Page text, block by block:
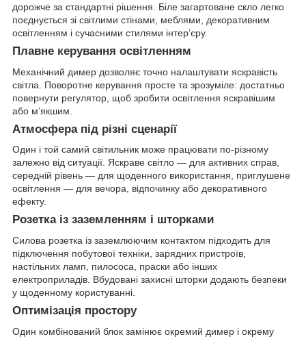
дорожче за стандартні рішення. Біле загартоване скло легко
поєднується зі світлими стінами, меблями, декоративним
освітленням і сучасними стилями інтер’єру.
Плавне керування освітленням
Механічний димер дозволяє точно налаштувати яскравість
світла. Поворотне керування просте та зрозуміле: достатньо
повернути регулятор, щоб зробити освітлення яскравішим
або м’якшим.
Атмосфера під різні сценарії
Один і той самий світильник може працювати по-різному
залежно від ситуації. Яскраве світло — для активних справ,
середній рівень — для щоденного використання, приглушене
освітлення — для вечора, відпочинку або декоративного
ефекту.
Розетка із заземленням і шторками
Силова розетка із заземлюючим контактом підходить для
підключення побутової техніки, зарядних пристроїв,
настільних ламп, пилососа, праски або інших
електроприладів. Вбудовані захисні шторки додають безпеки
у щоденному користуванні.
Оптимізація простору
Один комбінований блок замінює окремий димер і окрему